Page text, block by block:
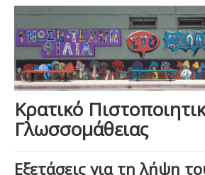
Κρατικό
Γλωσσομάθειας
Εξετάσεις για τη λήψη